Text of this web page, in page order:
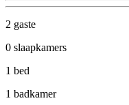
2 gaste
0 slaapkamers
1 bed
1 badkamer